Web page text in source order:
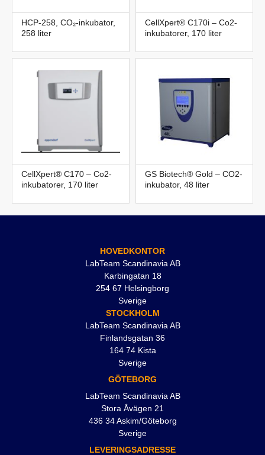
HCP-258, CO₂-inkubator,
258 liter
CellXpert® C170i – Co2-
inkubatorer, 170 liter
CellXpert® C170 – Co2-
inkubatorer, 170 liter
GS Biotech® Gold – CO2-
inkubator, 48 liter
HOVEDKONTOR
LabTeam Scandinavia AB
Karbingatan 18
254 67 Helsingborg
Sverige
STOCKHOLM
LabTeam Scandinavia AB
Finlandsgatan 36
164 74 Kista
Sverige
GÖTEBORG
LabTeam Scandinavia AB
Stora Åvägen 21
436 34 Askim/Göteborg
Sverige
LEVERINGSADRESSE